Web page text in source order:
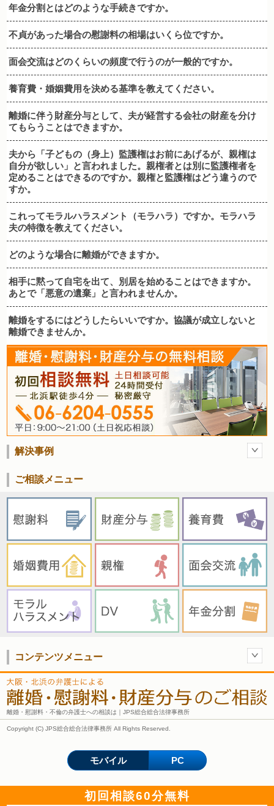
年金分割とはどのような手続きですか。
不貞があった場合の慰謝料の相場はいくら位ですか。
面会交流はどのくらいの頻度で行うのが一般的ですか。
養育費・婚姻費用を決める基準を教えてください。
離婚に伴う財産分与として、夫が経営する会社の財産を分け
てもらうことはできますか。
夫から「子どもの（身上）監護権はお前にあげるが、親権は
自分が欲しい」と言われました。親権者とは別に監護権者を
定めることはできるのですか。親権と監護権はどう違うので
すか。
これってモラルハラスメント（モラハラ）ですか。モラハラ
夫の特徴を教えてください。
どのような場合に離婚ができますか。
相手に黙って自宅を出て、別居を始めることはできますか。
あとで「悪意の遺棄」と言われませんか。
離婚をするにはどうしたらいいですか。協議が成立しないと
離婚できませんか。
解決事例
ご相談メニュー
コンテンツメニュー
離婚・慰謝料・不倫の弁護士への相談は｜JPS総合総合法律事務所
Copyright (C) JPS総合総合法律事務所 All Rights Reserved.
初回相談60分無料
モバイル PC